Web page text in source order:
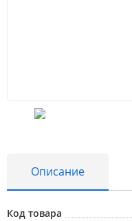
Описание
Код товара